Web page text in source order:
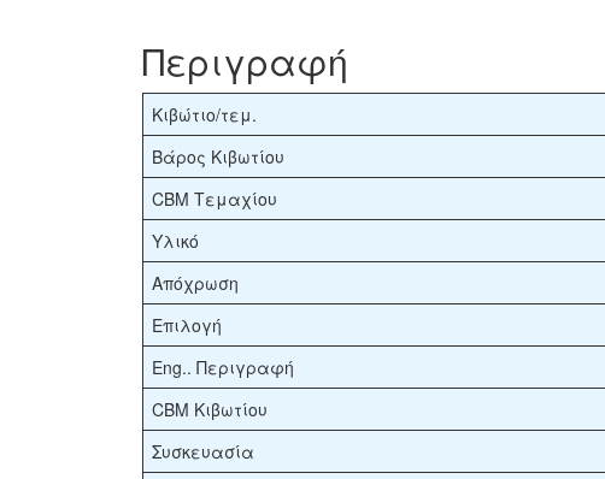
Περιγραφή
Κιβώτιο/τεμ.
Βάρος Κιβωτίου
CBM Τεμαχίου
Υλικό
Απόχρωση
Επιλογή
Eng.. Περιγραφή
CBM Κιβωτίου
Συσκευασία